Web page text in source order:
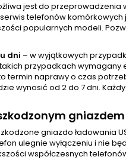
jest do przeprowadzenia
telefonów
popularnych modeli.
dni – w wyjątkowych
przypadkach
termin naprawy o czas
wynosić od 2 do 7 dni.
gniazdo ładowania
ulegnie wyłączeniu i nie
współczesnych